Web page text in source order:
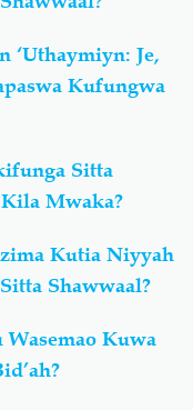
‘Uthaymiyn: Je,
Kufungwa
Sitta
Mwaka?
Kutia Niyyah
Shawwaal?
Kuwa